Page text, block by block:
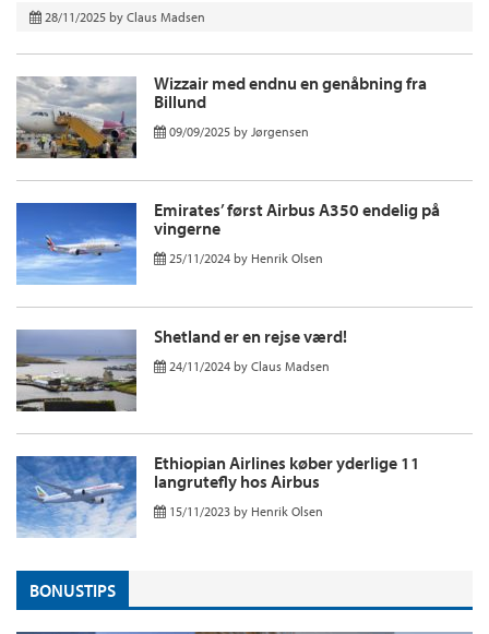
28/11/2025 by Claus Madsen
Wizzair med endnu en genåbning fra
Billund
09/09/2025 by Jørgensen
Emirates’ først Airbus A350 endelig på
vingerne
25/11/2024 by Henrik Olsen
Shetland er en rejse værd!
24/11/2024 by Claus Madsen
Ethiopian Airlines køber yderlige 11
langrutefly hos Airbus
15/11/2023 by Henrik Olsen
BONUSTIPS